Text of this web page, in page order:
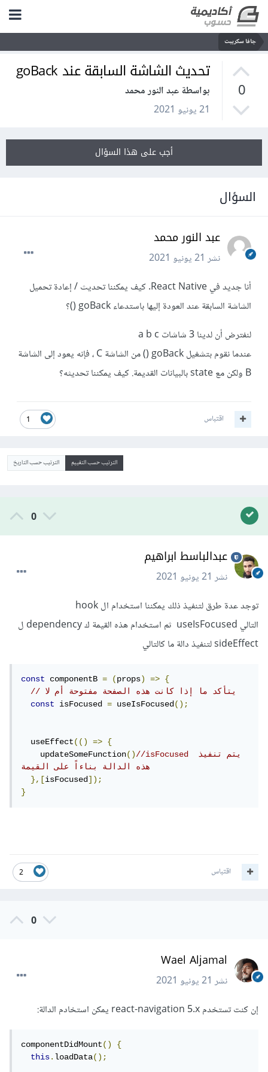
جافا سكريبت
0
تحديث الشاشة السابقة عند goBack
بواسطة عبد النور محمد
21 يونيو 2021
أجب على هذا السؤال
السؤال
عبد النور محمد
نشر21 يونيو 2021
أنا جديد في React Native. كيف يمكننا تحديث / إعادة تحميل
الشاشة السابقة عند العودة إليها باستدعاء goBack ()؟
لنفترض أن لدينا 3 شاشات a b c
عندما نقوم بتشغيل goBack () من الشاشة C ، فإنه يعود إلى الشاشة
B ولكن مع state بالبيانات القديمة. كيف يمكننا تحديثه؟
1 اقتباس
الترتيب حسب التقييم الترتيب حسب التاريخ
0
عبدالباسط ابراهيم
نشر21 يونيو 2021
توجد عدة طرق لتنفيذ ذلك يمكننا استخدام ال hook
التالي useIsFocused ثم استخدام هذه القيمة ك dependency ل
sideEffect لتنفيذ دالة ما كالتالي
const componentB = (props) =>
{
// يتأكد ما إذا كانت هذه الصفحة مفتوحة أم لا
const
isFocused = useIsFocused();
  useEffect
(() =>
{
    updateSomeFunction
()//isFocused يتم تنفيذ
هذه الدالة بناءاً على القيمة
},[isFocused]);
}
2 اقتباس
0
Wael Aljamal
نشر21 يونيو 2021
إن كنت تستخدم react-navigation 5.x يمكن استخادم الدالة:
componentDidMount()
{
this.loadData();